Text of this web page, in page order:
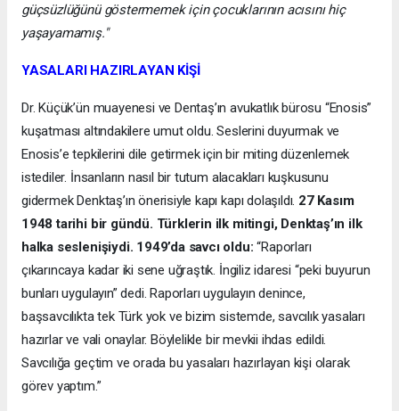
güçsüzlüğünü göstermemek için çocuklarının acısını hiç
yaşayamamış."
YASALARI HAZIRLAYAN KİŞİ
Dr. Küçük’ün muayenesi ve Dentaş’ın avukatlık bürosu “Enosis”
kuşatması altındakilere umut oldu. Seslerini duyurmak ve
Enosis’e tepkilerini dile getirmek için bir miting düzenlemek
istediler. İnsanların nasıl bir tutum alacakları kuşkusunu
gidermek Denktaş’ın önerisiyle kapı kapı dolaşıldı. 27 Kasım
1948 tarihi bir gündü. Türklerin ilk mitingi, Denktaş’ın ilk
halka seslenişiydi. 1949’da savcı oldu:“Raporları
çıkarıncaya kadar iki sene uğraştık. İngiliz idaresi “peki buyurun
bunları uygulayın” dedi. Raporları uygulayın denince,
başsavcılıkta tek Türk yok ve bizim sistemde, savcılık yasaları
hazırlar ve vali onaylar. Böylelikle bir mevkii ihdas edildi.
Savcılığa geçtim ve orada bu yasaları hazırlayan kişi olarak
görev yaptım.”